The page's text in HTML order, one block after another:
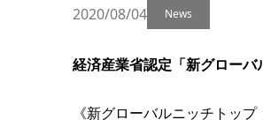
2020/08/04 News
経済産業省認定「新グローバ
《新グローバルニッチトップ